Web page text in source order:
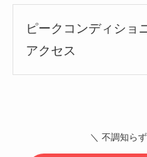
ピークコンディショ
アクセス
＼ 不調知ら